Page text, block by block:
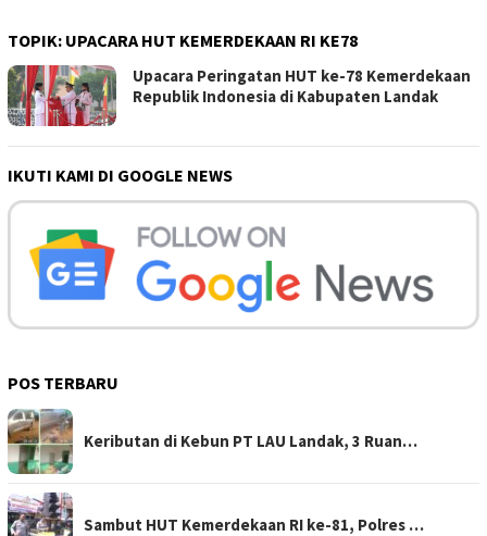
TOPIK: UPACARA HUT KEMERDEKAAN RI KE78
Upacara Peringatan HUT ke-78 Kemerdekaan
Republik Indonesia di Kabupaten Landak
IKUTI KAMI DI GOOGLE NEWS
POS TERBARU
Keributan di Kebun PT LAU Landak, 3 Ruan…
Sambut HUT Kemerdekaan RI ke-81, Polres …